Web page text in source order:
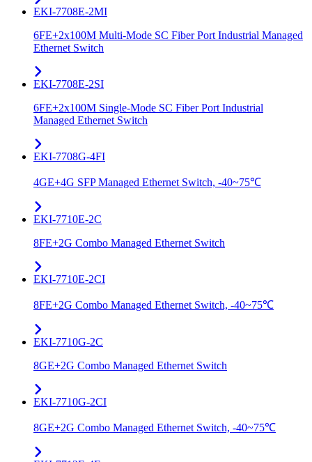
EKI-7708E-2MI
6FE+2x100M Multi-Mode SC Fiber Port Industrial Managed
Ethernet Switch
EKI-7708E-2SI
6FE+2x100M Single-Mode SC Fiber Port Industrial
Managed Ethernet Switch
EKI-7708G-4FI
4GE+4G SFP Managed Ethernet Switch, -40~75℃
EKI-7710E-2C
8FE+2G Combo Managed Ethernet Switch
EKI-7710E-2CI
8FE+2G Combo Managed Ethernet Switch, -40~75℃
EKI-7710G-2C
8GE+2G Combo Managed Ethernet Switch
EKI-7710G-2CI
8GE+2G Combo Managed Ethernet Switch, -40~75℃